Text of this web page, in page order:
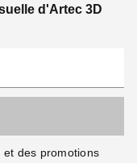
d'Artec 3D
des promotions